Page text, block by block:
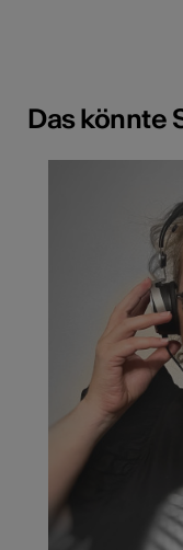
Das könnte